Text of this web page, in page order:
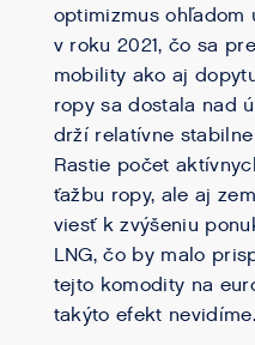
optimizmus ohľadom
v roku 2021, čo sa
mobility ako aj
ropy sa dostala nad
drží relatívne
Rastie počet
ťažbu ropy, ale aj
viesť k zvýšeniu
LNG, čo by malo
tejto komodity na
takýto efekt nevidíme.